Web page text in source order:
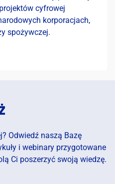
cyfrowej
korporacjach,
spożywczej.
Odwiedź naszą Bazę
i webinary przygotowane
Ci poszerzyć swoją wiedzę.